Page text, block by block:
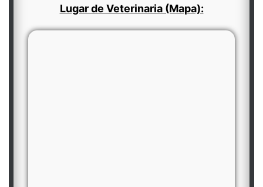
Lugar de Veterinaria (Mapa):